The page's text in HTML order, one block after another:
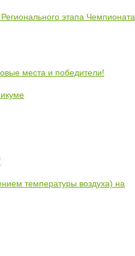
этапа Чемпионата
места и победители!
температуры воздуха) на